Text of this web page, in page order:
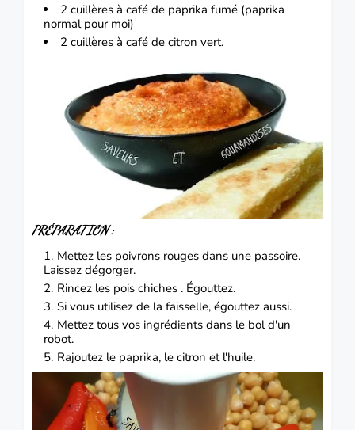
2 cuillères à café de paprika fumé (paprika
normal pour moi)
2 cuillères à café de citron vert.
PRÉPARATION:
Mettez les poivrons rouges dans une passoire.
Laissez dégorger.
Rincez les pois chiches . Égouttez.
Si vous utilisez de la faisselle, égouttez aussi.
Mettez tous vos ingrédients dans le bol d'un
robot.
Rajoutez le paprika, le citron et l'huile.